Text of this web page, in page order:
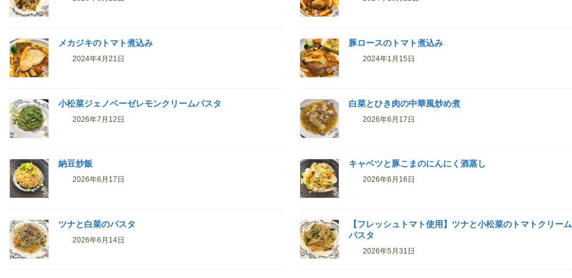
メカジキのトマト煮込み
2024年4月21日
豚ロースのトマト煮込み
2024年1月15日
小松菜ジェノベーゼレモンクリームパスタ
2026年7月12日
白菜とひき肉の中華風炒め煮
2026年6月17日
納豆炒飯
2026年6月17日
キャベツと豚こまのにんにく酒蒸し
2026年6月16日
ツナと白菜のパスタ
2026年6月14日
【フレッシュトマト使用】ツナと小松菜のトマトクリーム
パスタ
2026年5月31日